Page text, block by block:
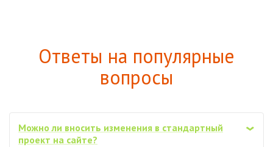
Ответы на популярные
вопросы
‹
Можно ли вносить изменения в стандартный
проект на сайте?